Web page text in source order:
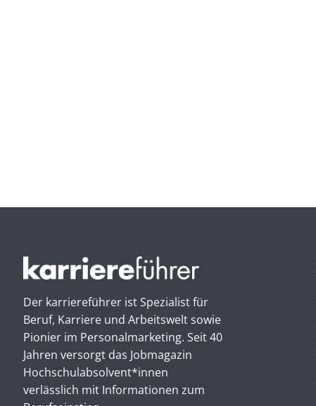
Der karriereführer ist Spezialist für
Beruf, Karriere und Arbeitswelt sowie
Pionier im Personal­marketing. Seit 40
Jahren versorgt das Jobmagazin
Hochschul­absolvent*innen
verlässlich mit Informationen zum